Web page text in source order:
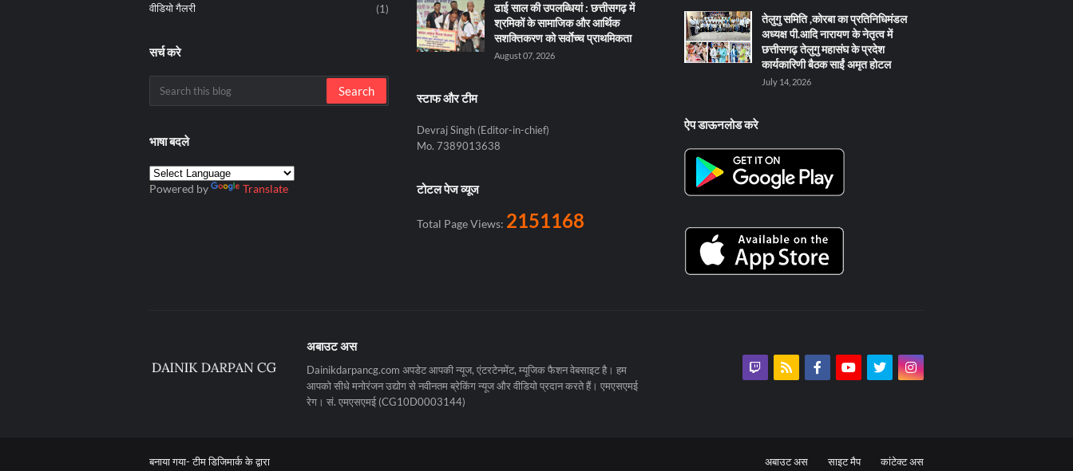
वीडियो गैलरी
(1)
सर्च करे
भाषा बदले
Powered by Translate
ढाई साल की उपलब्धियां : छत्तीसगढ़ में
श्रमिकों के सामाजिक और आर्थिक
सशक्तिकरण को सर्वाेच्च प्राथमिकता
August 07, 2026
स्टाफ और टीम
Devraj Singh (Editor-in-chief)
Mo. 7389013638
टोटल पेज व्यूज
Total Page Views: 2151168
तेलुगु समिति ,कोरबा का प्रतिनिधिमंडल
अध्यक्ष पी.आदि नारायण के नेतृत्व में
छत्तीसगढ़ तेलुगु महासंघ के प्रदेश
कार्यकारिणी बैठक साईं अमृत होटल
July 14, 2026
ऐप डाऊनलोड करे
अबाउट अस
Dainikdarpancg.com अपडेट आपकी न्यूज, एंटरटेनमेंट, म्यूजिक फैशन वेबसाइट है। हम
आपको सीधे मनोरंजन उद्योग से नवीनतम ब्रेकिंग न्यूज और वीडियो प्रदान करते हैं। एमएसएमई
रेग। सं. एमएसएमई (CG10D0003144)
बनाया गया-टीम डिजिमार्क के द्वारा अबाउट अस साइट मैप कांटेक्ट अस